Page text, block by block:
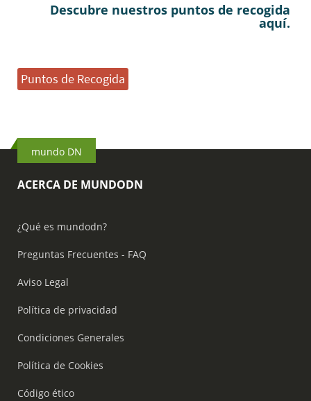
Descubre nuestros puntos de recogida
aquí.
Puntos de Recogida
mundo DN
ACERCA DE MUNDODN
¿Qué es mundodn?
Preguntas Frecuentes - FAQ
Aviso Legal
Política de privacidad
Condiciones Generales
Política de Cookies
Código ético